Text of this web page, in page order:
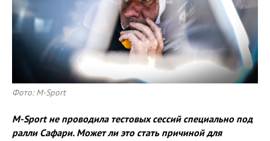
Фото: M-Sport
M-Sport не проводила тестовых сессий специально под
ралли Сафари. Может ли это стать причиной для